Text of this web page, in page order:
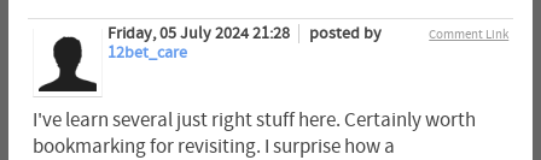
Comment Link
Friday, 05 July 2024 21:28
posted by
12bet_care
I've learn several just right stuff here. Certainly worth
bookmarking for revisiting. I surprise how a